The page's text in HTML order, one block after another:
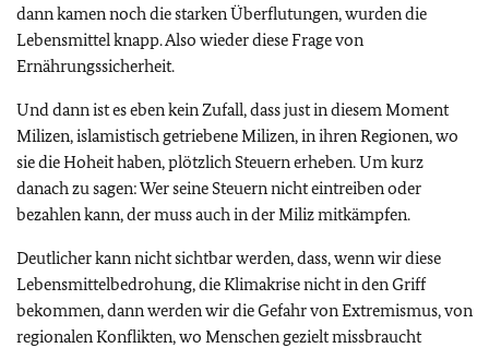
dann kamen noch die starken Überflutungen, wurden die
Lebensmittel knapp. Also wieder diese Frage von
Ernährungssicherheit.
Und dann ist es eben kein Zufall, dass just in diesem Moment
Milizen, islamistisch getriebene Milizen, in ihren Regionen, wo
sie die Hoheit haben, plötzlich Steuern erheben. Um kurz
danach zu sagen: Wer seine Steuern nicht eintreiben oder
bezahlen kann, der muss auch in der Miliz mitkämpfen.
Deutlicher kann nicht sichtbar werden, dass, wenn wir diese
Lebensmittelbedrohung, die Klimakrise nicht in den Griff
bekommen, dann werden wir die Gefahr von Extremismus, von
regionalen Konflikten, wo Menschen gezielt missbraucht